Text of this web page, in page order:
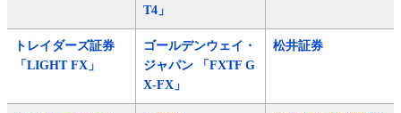
T4」
トレイダーズ証券
「LIGHT FX」
ゴールデンウェイ・
ジャパン 「FXTF G
X-FX」
松井証券